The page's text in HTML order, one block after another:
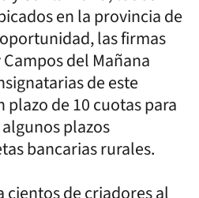
en la provincia de
las firmas
del Mañana
de este
de 10 cuotas para
plazos
bancarias rurales.